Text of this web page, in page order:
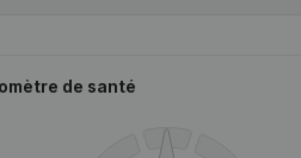
de santé